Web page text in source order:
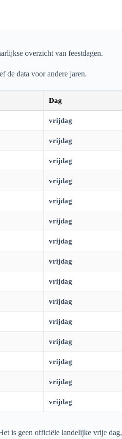
overzicht van feestdagen.
de data voor andere jaren.
Dag
vrijdag
vrijdag
vrijdag
vrijdag
vrijdag
vrijdag
vrijdag
vrijdag
vrijdag
vrijdag
vrijdag
vrijdag
vrijdag
vrijdag
vrijdag
is geen officiële landelijke vrije dag,